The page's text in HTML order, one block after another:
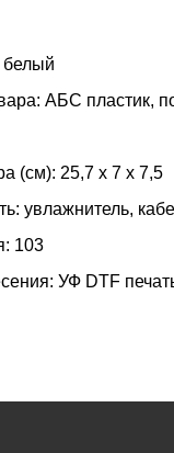
белый
АБС пластик,
(см): 25,7 х 7 х 7,5
увлажнитель,
103
УФ DTF